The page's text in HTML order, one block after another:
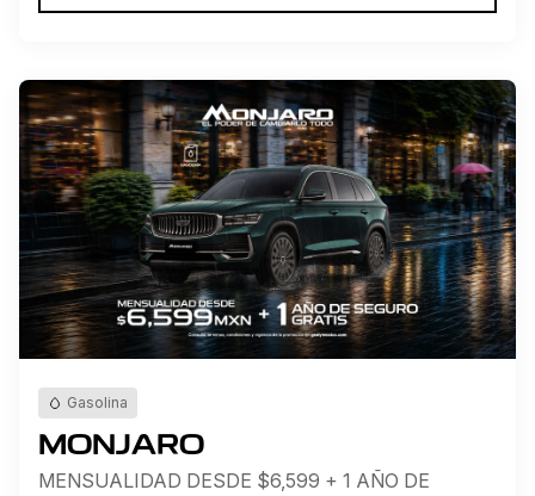
Gasolina
MONJARO
MENSUALIDAD DESDE $6,599 + 1 AÑO DE